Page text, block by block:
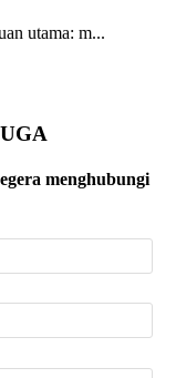
utama: m...
menghubungi